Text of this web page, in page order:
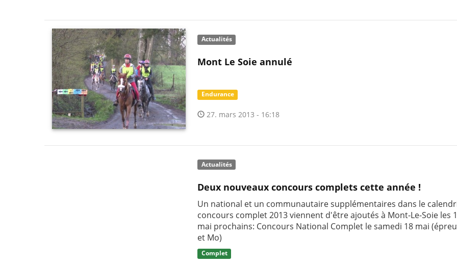
Actualités
Mont Le Soie annulé
Endurance
27. mars 2013 - 16:18
Actualités
Deux nouveaux concours complets cette année !
Un national et un communautaire supplémentaires dans le
concours complet 2013 viennent d'être ajoutés à Mont-Le-Soie les
mai prochains: Concours National Complet le samedi 18 mai
et Mo)
Complet